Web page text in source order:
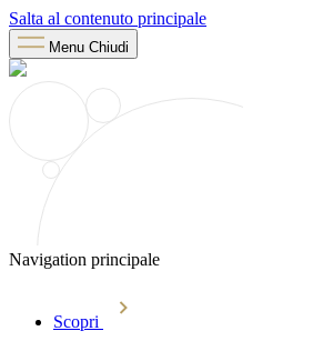
Salta al contenuto principale
Menu Chiudi
Navigation principale
Scopri